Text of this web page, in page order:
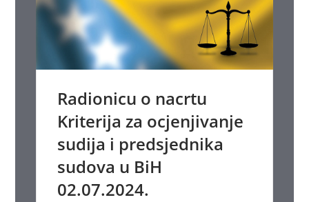
Radionicu o nacrtu
Kriterija za ocjenjivanje
sudija i predsjednika
sudova u BiH
02.07.2024.